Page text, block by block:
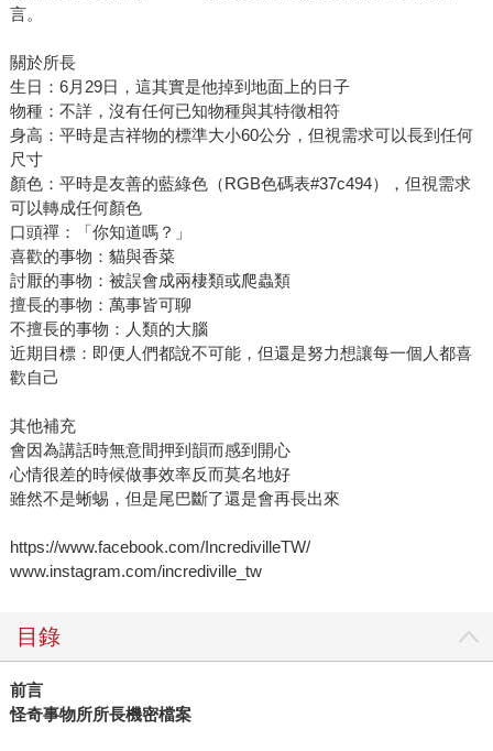
言。
關於所長
生日：6月29日，這其實是他掉到地面上的日子
物種：不詳，沒有任何已知物種與其特徵相符
身高：平時是吉祥物的標準大小60公分，但視需求可以長到任何
尺寸
顏色：平時是友善的藍綠色（RGB色碼表#37c494），但視需求
可以轉成任何顏色
口頭禪：「你知道嗎？」
喜歡的事物：貓與香菜
討厭的事物：被誤會成兩棲類或爬蟲類
擅長的事物：萬事皆可聊
不擅長的事物：人類的大腦
近期目標：即便人們都說不可能，但還是努力想讓每一個人都喜
歡自己
其他補充
會因為講話時無意間押到韻而感到開心
心情很差的時候做事效率反而莫名地好
雖然不是蜥蜴，但是尾巴斷了還是會再長出來
https://www.facebook.com/IncredivilleTW/
www.instagram.com/incrediville_tw
目錄
前言
怪奇事物所所長機密檔案